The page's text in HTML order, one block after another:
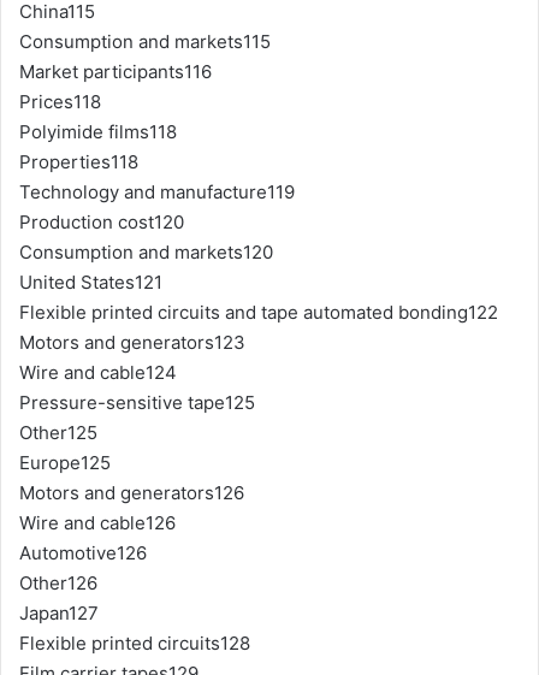
China115
Consumption and markets115
Market participants116
Prices118
Polyimide films118
Properties118
Technology and manufacture119
Production cost120
Consumption and markets120
United States121
Flexible printed circuits and tape automated bonding122
Motors and generators123
Wire and cable124
Pressure-sensitive tape125
Other125
Europe125
Motors and generators126
Wire and cable126
Automotive126
Other126
Japan127
Flexible printed circuits128